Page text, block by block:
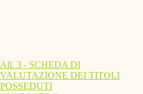
All. 3 - SCHEDA DI
VALUTAZIONE DEI TITOLI
POSSEDUTI